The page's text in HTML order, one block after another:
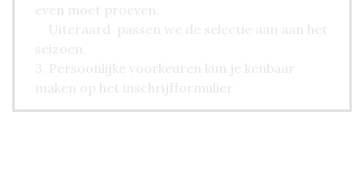
even moet proeven.
Uiteraard passen we de selectie aan aan het
seizoen.
3. Persoonlijke voorkeuren kun je kenbaar
maken op het inschrijfformulier